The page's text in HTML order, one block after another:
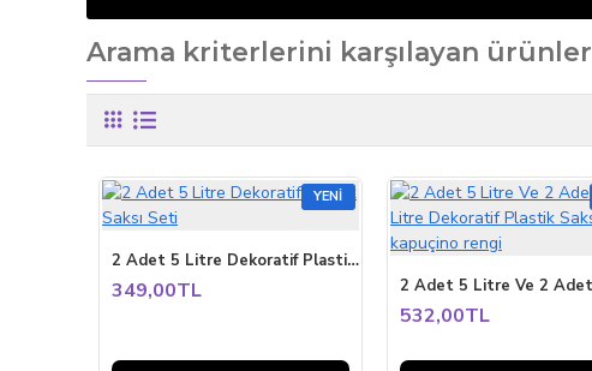
Arama kriterlerini karşılayan ürünler
YENI
2 Adet 5 Litre Dekoratif Plastik Saksı Seti
349,00TL
532,00TL